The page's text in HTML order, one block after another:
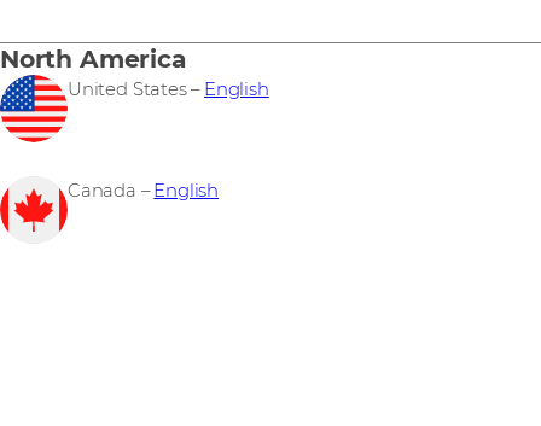
North America
United States – English
Canada –English